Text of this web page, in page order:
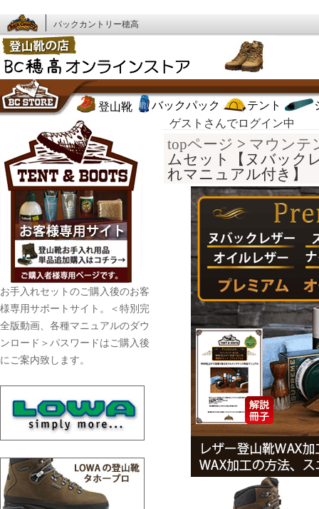
バックカントリー穂高
登山靴 バックパック テント
お手入れセットのご購入後のお客
様専用サポートサイト。＜特別完
全版動画、各種マニュアルのダウ
ンロード＞パスワードはご購入後
にご案内致します。
ゲストさんでログイン中
topページ > マウンテ
ムセット【ヌバック
れマニュアル付き】